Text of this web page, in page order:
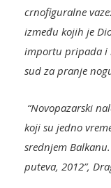
crnofiguralne
između kojih je
importu pripada i
sud za pranje
“Novopazarski
koji su jedno
srednjem
puteva, 2012”,